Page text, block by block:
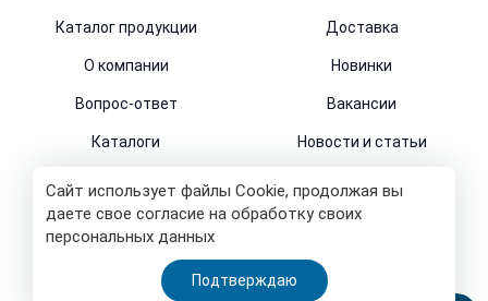
Сайт использует файлы Cookie, продолжая вы
даете свое согласие на обработку своих
персональных данных
Подтверждаю
Каталог продукции Доставка
О компании Новинки
Вопрос-ответ Вакансии
Каталоги Новости и статьи
© 2011-2026
Все права защищены